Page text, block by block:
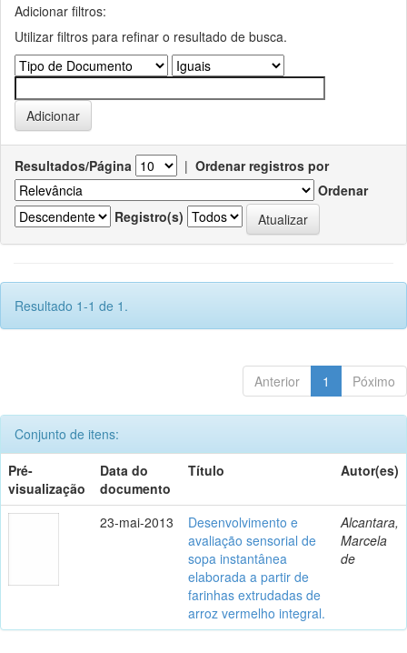
Adicionar filtros:
Utilizar filtros para refinar o resultado de busca.
Resultados/Página | Ordenar registros por
Ordenar
Registro(s)
Resultado 1-1 de 1.
Anterior 1 Póximo
Conjunto de itens:
Pré-
visualização
Data do
documento
Título Autor(es)
23-mai-2013
Desenvolvimento e
avaliação sensorial de
sopa instantânea
elaborada a partir de
farinhas extrudadas de
arroz vermelho integral.
Alcantara,
Marcela
de